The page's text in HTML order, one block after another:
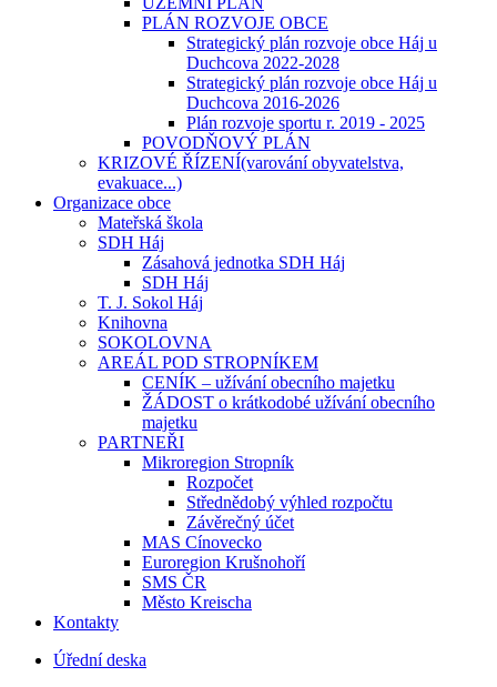
PLÁN ROZVOJE OBCE
Strategický plán rozvoje obce Háj u
Duchcova 2022-2028
Strategický plán rozvoje obce Háj u
Duchcova 2016-2026
Plán rozvoje sportu r. 2019 - 2025
POVODŇOVÝ PLÁN
KRIZOVÉ ŘÍZENÍ(varování obyvatelstva,
evakuace...)
Organizace obce
Mateřská škola
SDH Háj
Zásahová jednotka SDH Háj
SDH Háj
T. J. Sokol Háj
Knihovna
SOKOLOVNA
AREÁL POD STROPNÍKEM
CENÍK – užívání obecního majetku
ŽÁDOST o krátkodobé užívání obecního
majetku
PARTNEŘI
Mikroregion Stropník
Rozpočet
Střednědobý výhled rozpočtu
Závěrečný účet
MAS Cínovecko
Euroregion Krušnohoří
SMS ČR
Město Kreischa
Kontakty
Úřední deska